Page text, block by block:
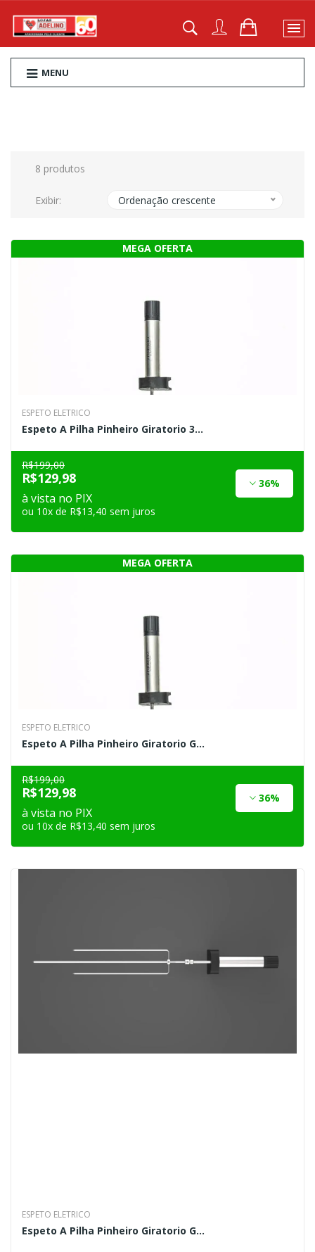
MENU
8 produtos
Exibir: Ordenação crescente
ESPETO ELETRICO
Espeto A Pilha Pinheiro Giratorio 3...
R$199,00
R$129,98 36%
à vista no PIX
ou 10x de R$13,40 sem juros
ESPETO ELETRICO
Espeto A Pilha Pinheiro Giratorio G...
R$199,00
R$129,98 36%
à vista no PIX
ou 10x de R$13,40 sem juros
ESPETO ELETRICO
Espeto A Pilha Pinheiro Giratorio G...